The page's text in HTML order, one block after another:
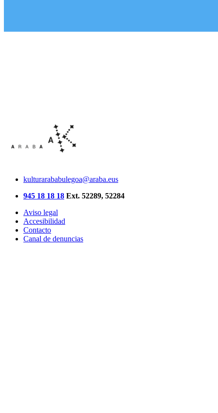
kulturarababulegoa@araba.eus
945 18 18 18 Ext. 52289, 52284
Aviso legal
Accesibilidad
Contacto
Canal de denuncias